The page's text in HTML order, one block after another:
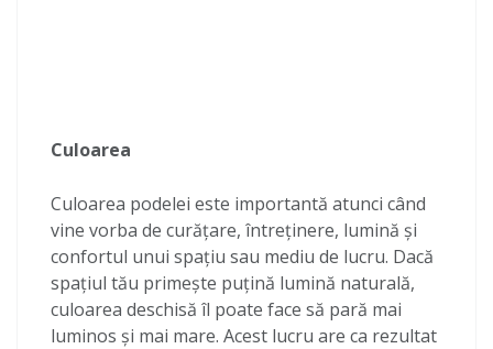
Culoarea
Culoarea podelei este importantă atunci când
vine vorba de curățare, întreținere, lumină și
confortul unui spațiu sau mediu de lucru. Dacă
spațiul tău primește puțină lumină naturală,
culoarea deschisă îl poate face să pară mai
luminos și mai mare. Acest lucru are ca rezultat